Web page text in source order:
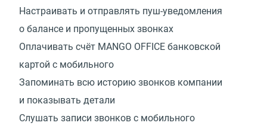
Настраивать и отправлять пуш-уведомления
о балансе и пропущенных звонках
Оплачивать счёт MANGO OFFICE банковской
картой с мобильного
Запоминать всю историю звонков компании
и показывать детали
Слушать записи звонков с мобильного